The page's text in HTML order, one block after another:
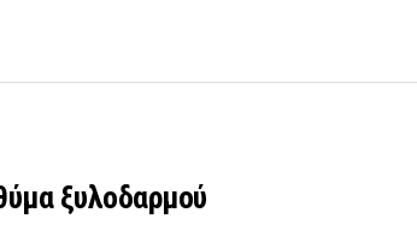
ξυλοδαρμού